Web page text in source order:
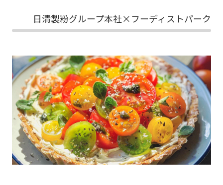
日清製粉グループ本社×フーディストパーク